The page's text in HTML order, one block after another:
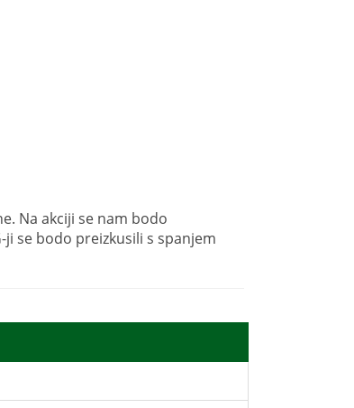
Na akciji se nam bodo
se bodo preizkusili s spanjem